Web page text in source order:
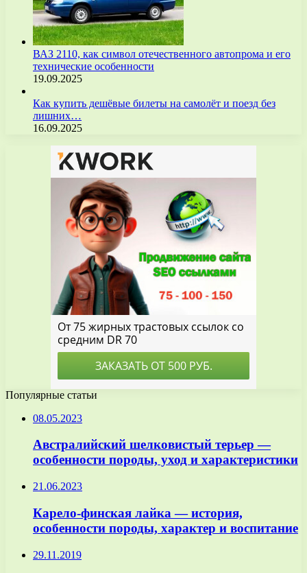
ВАЗ 2110, как символ отечественного автопрома и его
технические особенности
19.09.2025
Как купить дешёвые билеты на самолёт и поезд без
лишних…
16.09.2025
Популярные статьи
08.05.2023
Австралийский шелковистый терьер —
особенности породы, уход и характеристики
21.06.2023
Карело-финская лайка — история,
особенности породы, характер и воспитание
29.11.2019